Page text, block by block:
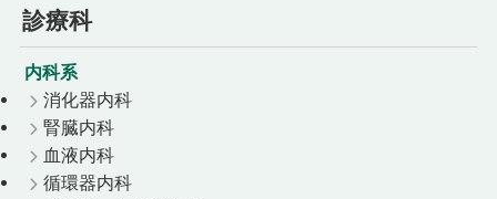
診療科
内科系
消化器内科
腎臓内科
血液内科
循環器内科